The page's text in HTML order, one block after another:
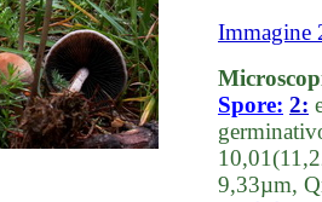
Immagine
Spore: 2:
9,33µm,